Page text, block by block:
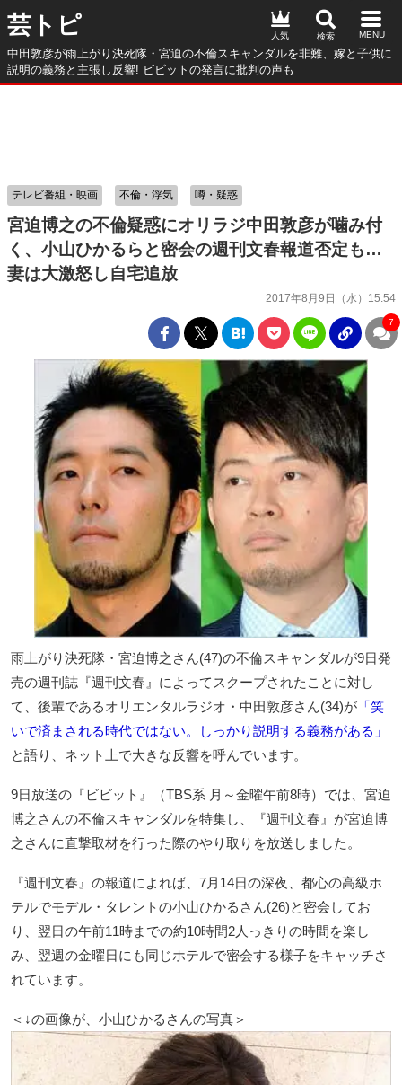
芸トピ
中田敦彦が雨上がり決死隊・宮迫の不倫スキャンダルを非難、嫁と子供に
説明の義務と主張し反響! ビビットの発言に批判の声も
人気
宮迫博之の不倫疑惑にオリラジ中田敦彦が噛み付
く、小山ひかるらと密会の週刊文春報道否定も…
妻は大激怒し自宅追放
2017年8月9日（水）15:54
テレビ番組・映画 不倫・浮気 噂・疑惑
7
雨上がり決死隊・宮迫博之さん(47)の不倫スキャンダルが9日発
売の週刊誌『週刊文春』によってスクープされたことに対し
て、後輩であるオリエンタルラジオ・中田敦彦さん(34)が 「笑
いで済まされる時代ではない。しっかり説明する義務がある」
と語り、ネット上で大きな反響を呼んでいます。
9日放送の『ビビット』（TBS系 月～金曜午前8時）では、宮迫
博之さんの不倫スキャンダルを特集し、『週刊文春』が宮迫博
之さんに直撃取材を行った際のやり取りを放送しました。
『週刊文春』の報道によれば、7月14日の深夜、都心の高級ホ
テルでモデル・タレントの小山ひかるさん(26)と密会してお
り、翌日の午前11時までの約10時間2人っきりの時間を楽し
み、翌週の金曜日にも同じホテルで密会する様子をキャッチさ
れています。
＜↓の画像が、小山ひかるさんの写真＞